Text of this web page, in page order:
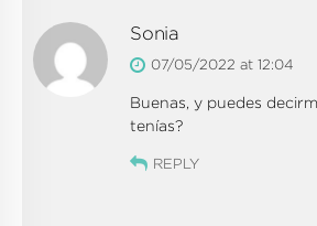
Sonia
07/05/2022 at 12:04
Buenas, y puedes
tenías?
REPLY